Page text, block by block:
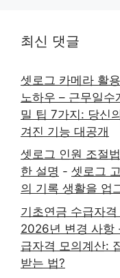
최신 댓글
셋로그 카메라 활
노하우 – 근무일수
밀 팁 7가지: 당신
겨진 기능 대공개
셋로그 인원 조절
한 설명 - 셋로그
의 기록 생활을 업
기초연금 수급자
2026년 변경 사
급자격 모의계산:
받는 법?